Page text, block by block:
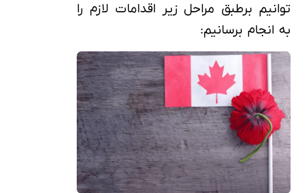
توانیم برطبق مراحل زیر اقدامات لازم را
به انجام برسانیم: